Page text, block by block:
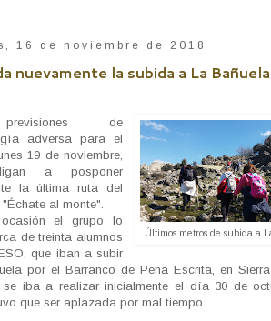
16 de noviembre de 2018
nuevamente la subida a La Bañuela
Últimos metros de subida a
de
adversa para el
19 de noviembre,
a posponer
la última ruta del
al monte".
el grupo lo
de treinta alumnos
que iban a subir
por el Barranco de Peña Escrita, en
iba a realizar inicialmente el día 30 de
que ser aplazada por mal tiempo.